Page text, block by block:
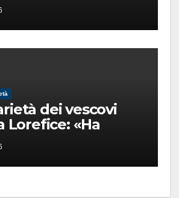
dei vescovi
Lorefice: «Ha
e la dignità